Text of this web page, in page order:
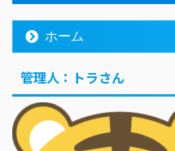
ホーム
管理人：トラさん